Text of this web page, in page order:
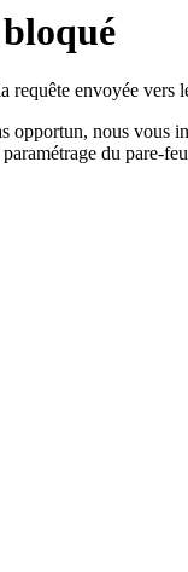
bloqué
envoyée vers
opportun, nous vous
du pare-